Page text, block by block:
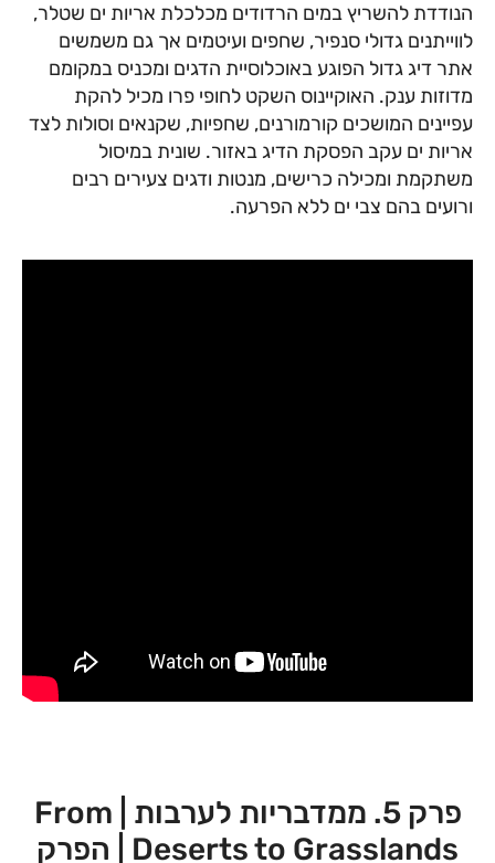
הנודדת להשריץ במים הרדודים מכלכלת אריות ים שטלר,
לווייתנים גדולי סנפיר, שחפים ועיטמים אך גם משמשים
אתר דיג גדול הפוגע באוכלוסיית הדגים ומכניס במקומם
מדוזות ענק. האוקיינוס השקט לחופי פרו מכיל להקת
עפיינים המושכים קורמורנים, שחפיות, שקנאים וסולות לצד
אריות ים עקב הפסקת הדיג באזור. שונית במיסול
משתקמת ומכילה כרישים, מנטות ודגים צעירים רבים
ורועים בהם צבי ים ללא הפרעה.
פרק 5. ממדבריות לערבות | From
Deserts to Grasslands | הפרק